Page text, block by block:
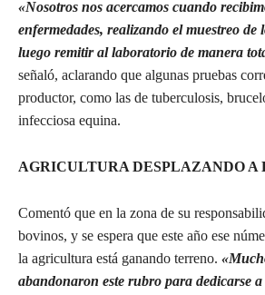
«Nosotros nos acercamos cuando
enfermedades, realizando el muestreo de
luego remitir al laboratorio de manera
señaló, aclarando que algunas pruebas
productor, como las de tuberculosis,
infecciosa equina.
AGRICULTURA DESPLAZANDO A
Comentó que en la zona de su
bovinos, y se espera que este año ese
la agricultura está ganando terreno.
abandonaron este rubro para dedicarse